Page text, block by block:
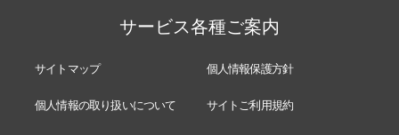
サービス各種ご案内
サイトマップ 個人情報保護方針
個人情報の取り扱いについて サイトご利用規約